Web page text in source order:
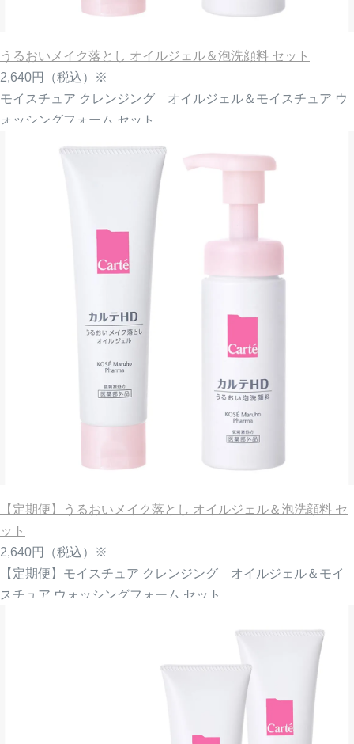
うるおいメイク落とし オイルジェル＆泡洗顔料 セット
2,640円
（税込）※
モイスチュア クレンジング オイルジェル＆モイスチュア ウ
ォッシングフォーム セット
【定期便】うるおいメイク落とし オイルジェル＆泡洗顔料 セ
ット
2,640円
（税込）※
【定期便】モイスチュア クレンジング オイルジェル＆モイ
スチュア ウォッシングフォーム セット